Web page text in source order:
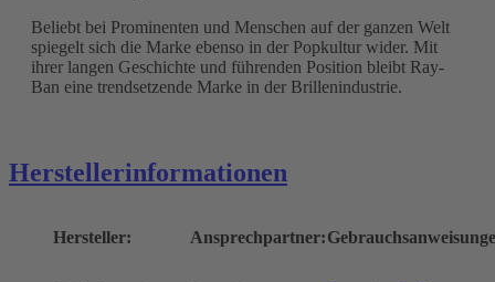
Beliebt bei Prominenten und Menschen auf der ganzen Welt
spiegelt sich die Marke ebenso in der Popkultur wider. Mit
ihrer langen Geschichte und führenden Position bleibt Ray-
Ban eine trendsetzende Marke in der Brillenindustrie.
Herstellerinformationen
Hersteller: Ansprechpartner: